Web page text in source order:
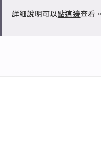
詳細說明可以點這邊查看。